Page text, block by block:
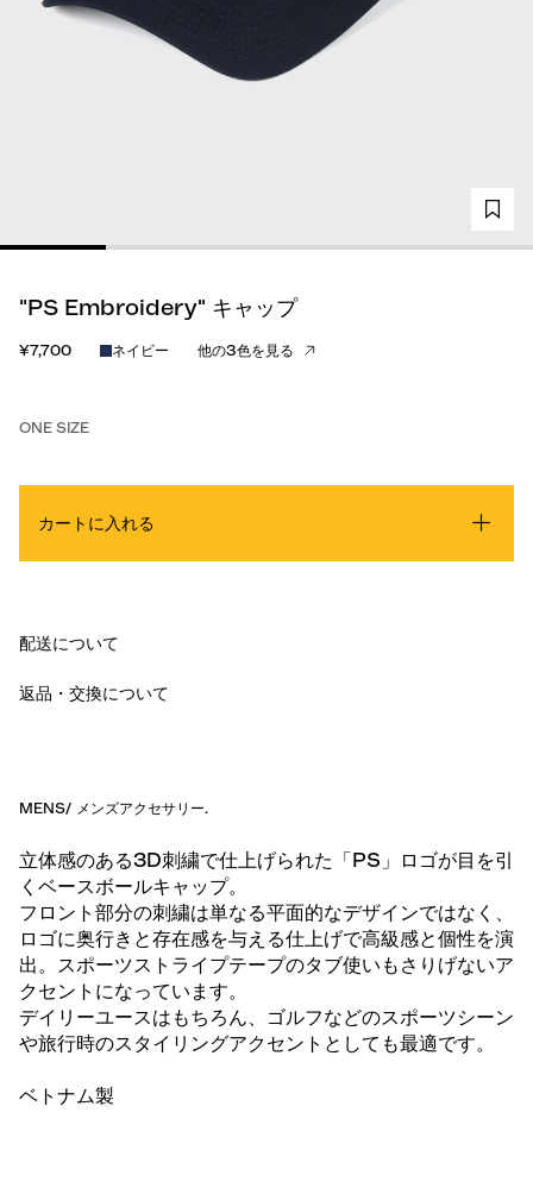
"PS Embroidery" キャップ
¥7,700 ネイビー 他の3色を見る
ONE SIZE
カートに入れる
配送について
返品・交換について
MENS/ メンズアクセサリー.
立体感のある3D刺繍で仕上げられた「PS」ロゴが目を引
くベースボールキャップ。
フロント部分の刺繍は単なる平面的なデザインではなく、
ロゴに奥行きと存在感を与える仕上げで高級感と個性を演
出。スポーツストライプテープのタブ使いもさりげないア
クセントになっています。
デイリーユースはもちろん、ゴルフなどのスポーツシーン
や旅行時のスタイリングアクセントとしても最適です。
ベトナム製